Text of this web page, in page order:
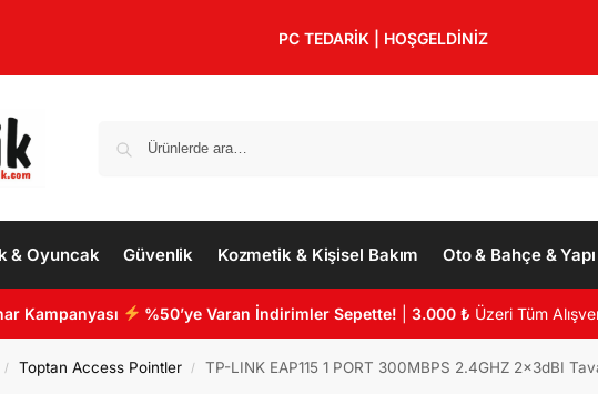
PC TEDARİK | HOŞGELDİNİZ
& Oyuncak Güvenlik Kozmetik & Kişisel Bakım Oto & Bahçe & Yapı
Kampanyası %50’ye Varan İndirimler Sepette! |3.000 ₺ Üzeri Tüm
/ Toptan Access Pointler / TP-LINK EAP115 1 PORT 300MBPS 2.4GHZ 2x3dBI